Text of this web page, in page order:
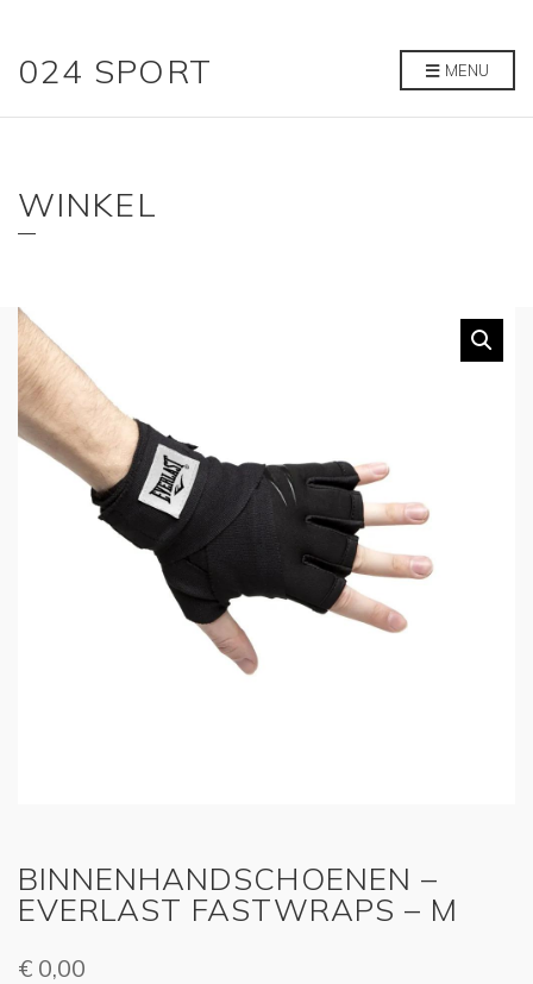
024 SPORT MENU
WINKEL
BINNENHANDSCHOENEN –
EVERLAST FASTWRAPS – M
€ 0,00